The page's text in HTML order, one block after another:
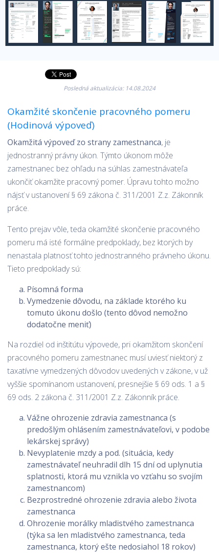
Posledná aktualizácia: 14.08.2024
Okamžité skončenie pracovného pomeru
(Hodinová výpoveď)
Okamžitá výpoveď zo strany zamestnanca, je
jednostranný právny úkon. Týmto úkonom môže
zamestnanec bez ohľadu na súhlas zamestnávateľa
ukončiť okamžite pracovný pomer. Úpravu tohto možno
nájsť v ustanovení § 69 zákona č. 311/2001 Z.z. Zákonník
práce.
Tento prejav vôle, teda okamžité skončenie pracovného
pomeru má isté formálne predpoklady, bez ktorých by
nenastala platnosť tohto jednostranného právneho úkonu.
Tieto predpoklady sú:
Písomná forma
Vymedzenie dôvodu, na základe ktorého ku
tomuto úkonu došlo (tento dôvod nemožno
dodatočne meniť)
Na rozdiel od inštitútu výpovede, pri okamžitom skončení
pracovného pomeru zamestnanec musí uviesť niektorý z
taxatívne vymedzených dôvodov uvedených v zákone, v už
vyššie spomínanom ustanovení, presnejšie § 69 ods. 1 a §
69 ods. 2 zákona č. 311/2001 Z.z. Zákonník práce.
Vážne ohrozenie zdravia zamestnanca (s
predošlým ohlásením zamestnávateľovi, v podobe
lekárskej správy)
Nevyplatenie mzdy a pod. (situácia, kedy
zamestnávateľ neuhradil dlh 15 dní od uplynutia
splatnosti, ktorá mu vznikla vo vzťahu so svojím
zamestnancom)
Bezprostredné ohrozenie zdravia alebo života
zamestnanca
Ohrozenie morálky mladistvého zamestnanca
(týka sa len mladistvého zamestnanca, teda
zamestnanca, ktorý ešte nedosiahol 18 rokov)